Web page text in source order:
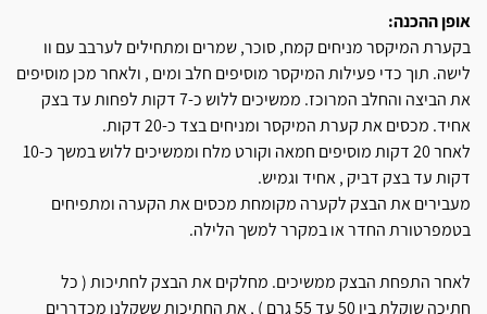
אופן ההכנה:
בקערת המיקסר מניחים קמח, סוכר, שמרים ומתחילים לערבב עם וו
לישה. תוך כדי פעילות המיקסר מוסיפים חלב ומים , ולאחר מכן מוסיפים
את הביצה והחלב המרוכז. ממשיכים ללוש כ-7 דקות לפחות עד בצק
אחיד. מכסים את קערת המיקסר ומניחים בצד כ-20 דקות.
לאחר 20 דקות מוסיפים חמאה וקורט מלח וממשיכים ללוש במשך כ-10
דקות עד בצק דביק , אחיד וגמיש.
מעבירים את הבצק לקערה מקומחת מכסים את הקערה ומתפיחים
בטמפרטורת החדר או במקרר למשך הלילה.
לאחר התפחת הבצק ממשיכים. מחלקים את הבצק לחתיכות ( כל
חתיכה שוקלת בין 50 עד 55 גרם ) , את החתיכות ששקלנו מכדררים